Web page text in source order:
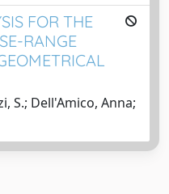
FOR THE
RANGE
S.; Dell'Amico, Anna;